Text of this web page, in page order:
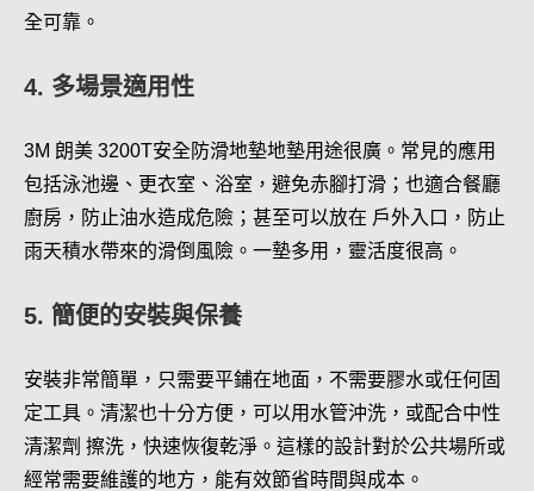
全可靠。
4. 多場景適用性
3M 朗美 3200T安全防滑地墊地墊用途很廣。常見的應用
包括泳池邊、更衣室、浴室，避免赤腳打滑；也適合餐廳
廚房，防止油水造成危險；甚至可以放在 戶外入口，防止
雨天積水帶來的滑倒風險。一墊多用，靈活度很高。
5. 簡便的安裝與保養
安裝非常簡單，只需要平鋪在地面，不需要膠水或任何固
定工具。清潔也十分方便，可以用水管沖洗，或配合中性
清潔劑 擦洗，快速恢復乾淨。這樣的設計對於公共場所或
經常需要維護的地方，能有效節省時間與成本。